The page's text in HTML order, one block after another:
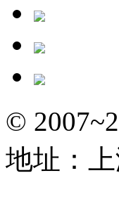
©
地址：